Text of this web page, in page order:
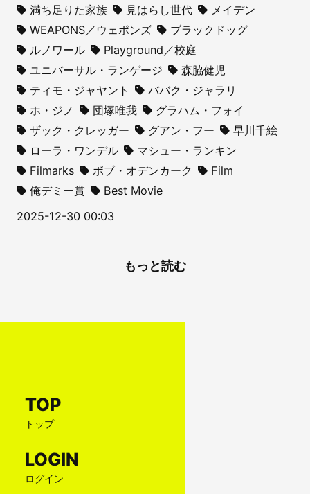
満ち足りた家族 見はらし世代
メイデン
WEAPONS／ウェポンズ
ブラックドッグ
ルノワール
Playground／校庭
ユニバーサル・ランゲージ
森脇健児
ティモ・ジャヤント
ババク・ジャラリ
ホ・ジノ
団塚唯我
グラハム・フォイ
ザック・クレッガー
グアン・フー
早川千絵
ローラ・ワンデル
マシュー・ランキン
Filmarks
ボブ・オデンカーク
Film
俺デミー賞
Best Movie
2025-12-30 00:03
もっと読む
TOP
トップ
LOGIN
ログイン